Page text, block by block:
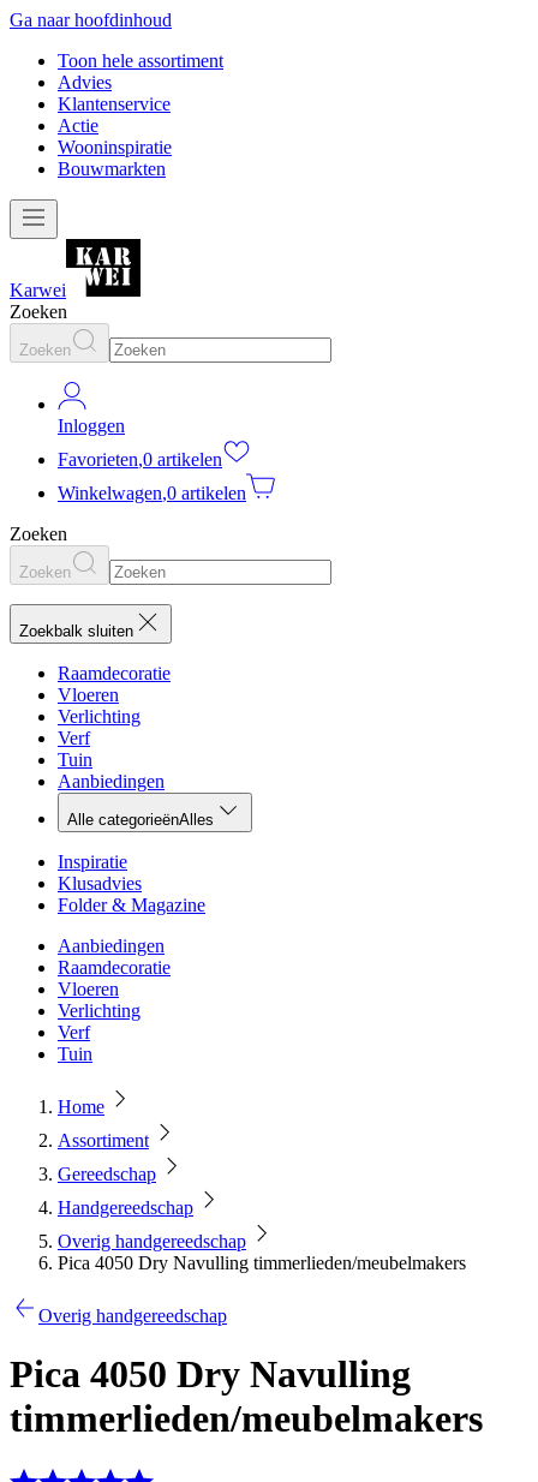
Ga naar hoofdinhoud
Toon hele assortiment
Advies
Klantenservice
Actie
Wooninspiratie
Bouwmarkten
Karwei
Zoeken
Zoeken
Inloggen
Favorieten,0 artikelen
Winkelwagen,0 artikelen
Zoeken
Zoeken
Zoekbalk sluiten
Raamdecoratie
Vloeren
Verlichting
Verf
Tuin
Aanbiedingen
Alle categorieënAlles
Inspiratie
Klusadvies
Folder & Magazine
Aanbiedingen
Raamdecoratie
Vloeren
Verlichting
Verf
Tuin
Home
Assortiment
Gereedschap
Handgereedschap
Overig handgereedschap
Pica 4050 Dry Navulling timmerlieden/meubelmakers
Overig handgereedschap
Pica 4050 Dry Navulling
timmerlieden/meubelmakers